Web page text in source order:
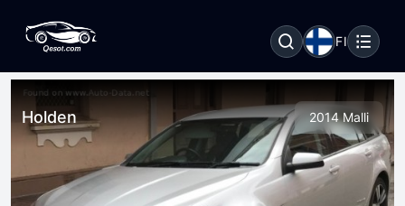
FI
Holden 2014 Malli